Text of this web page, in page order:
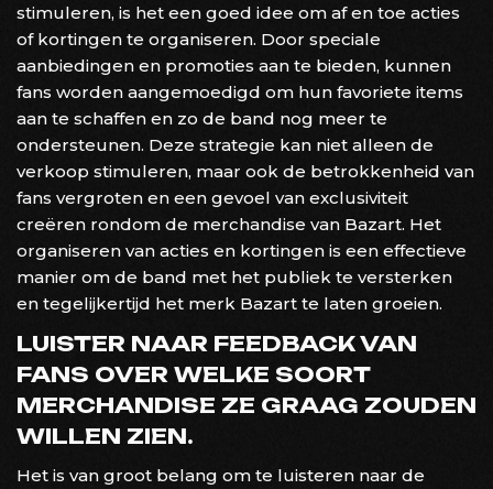
stimuleren, is het een goed idee om af en toe acties
of kortingen te organiseren. Door speciale
aanbiedingen en promoties aan te bieden, kunnen
fans worden aangemoedigd om hun favoriete items
aan te schaffen en zo de band nog meer te
ondersteunen. Deze strategie kan niet alleen de
verkoop stimuleren, maar ook de betrokkenheid van
fans vergroten en een gevoel van exclusiviteit
creëren rondom de merchandise van Bazart. Het
organiseren van acties en kortingen is een effectieve
manier om de band met het publiek te versterken
en tegelijkertijd het merk Bazart te laten groeien.
LUISTER NAAR FEEDBACK VAN
FANS OVER WELKE SOORT
MERCHANDISE ZE GRAAG ZOUDEN
WILLEN ZIEN.
Het is van groot belang om te luisteren naar de